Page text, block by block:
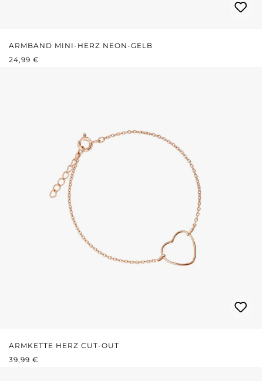
ARMBAND MINI-HERZ NEON-GELB
REGULÄRER PREIS:
24,99 €
ARMKETTE HERZ CUT-OUT
REGULÄRER PREIS:
39,99 €